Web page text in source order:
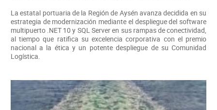
La estatal portuaria de la Región de Aysén avanza decidida en su
estrategia de modernización mediante el despliegue del software
multipuerto .NET 10 y SQL Server en sus rampas de conectividad,
al tiempo que ratifica su excelencia corporativa con el premio
nacional a la ética y un potente despliegue de su Comunidad
Logística.